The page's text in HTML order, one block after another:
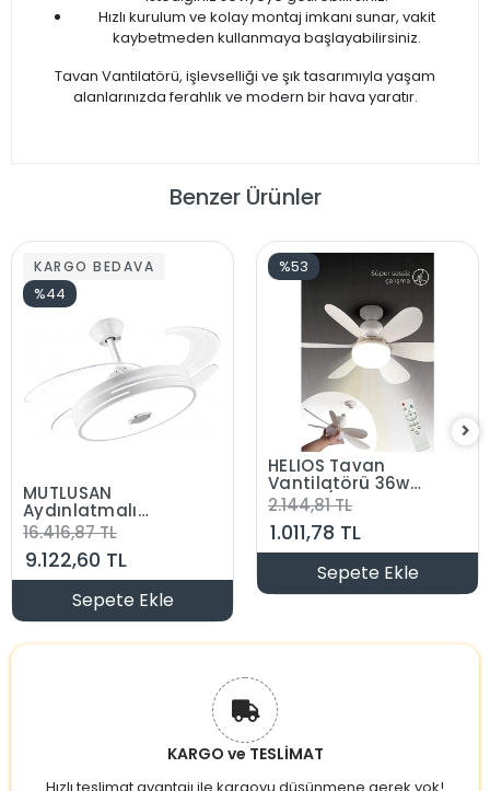
Hızlı kurulum ve kolay montaj imkanı sunar, vakit
kaybetmeden kullanmaya başlayabilirsiniz.
Tavan Vantilatörü, işlevselliği ve şık tasarımıyla yaşam
alanlarınızda ferahlık ve modern bir hava yaratır.
Benzer Ürünler
KARGO BEDAVA
%44
MUTLUSAN
Aydınlatmalı
Tavan Vantilatörü
Bluetoothlu +
Kumandalı
16.416,87 TL
9.122,60 TL
Sepete Ekle
%53
HELIOS Tavan
Vantilatörü 36w
Beyaz / Günışığı
Ledli E-27 Duy a
Takılabilen 5
Kanatlı Kumandalı
Vantilatör 80-265v
2.144,81 TL
1.011,78 TL
Sepete Ekle
KARGO ve TESLİMAT